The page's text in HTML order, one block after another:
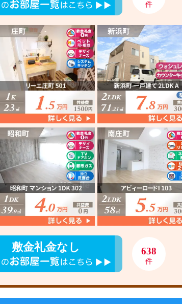
件
敷金礼金なし 638
件